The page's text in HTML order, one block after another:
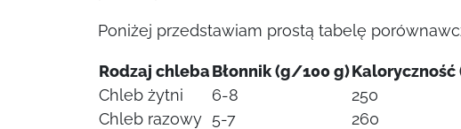
Poniżej przedstawiam prostą tabelę
Rodzaj chlebaBłonnik (g/100 g)
Chleb żytni
6-8
250
Chleb razowy 5-7
260